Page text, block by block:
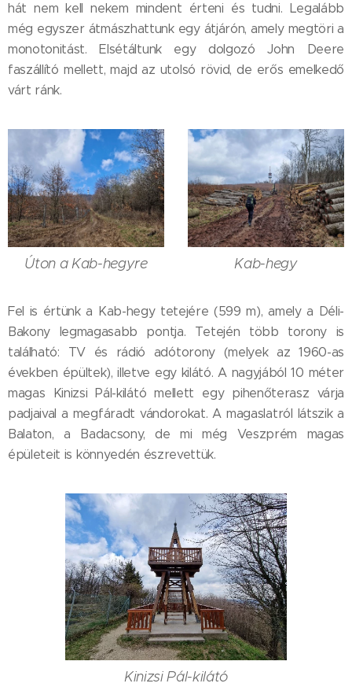
hát nem kell nekem mindent érteni és tudni. Legalább
még egyszer átmászhattunk egy átjárón, amely megtöri a
monotonitást. Elsétáltunk egy dolgozó John Deere
faszállító mellett, majd az utolsó rövid, de erős emelkedő
várt ránk.
Úton a Kab-hegyre Kab-hegy
Fel is értünk a Kab-hegy tetejére (599 m), amely a Déli-
Bakony legmagasabb pontja. Tetején több torony is
található: TV és rádió adótorony (melyek az 1960-as
években épültek), illetve egy kilátó. A nagyjából 10 méter
magas Kinizsi Pál-kilátó mellett egy pihenőterasz várja
padjaival a megfáradt vándorokat. A magaslatról látszik a
Balaton, a Badacsony, de mi még Veszprém magas
épületeit is könnyedén észrevettük.
Kinizsi Pál-kilátó